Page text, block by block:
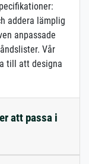
addera lämplig
anpassade
Vår
till att designa
att passa i